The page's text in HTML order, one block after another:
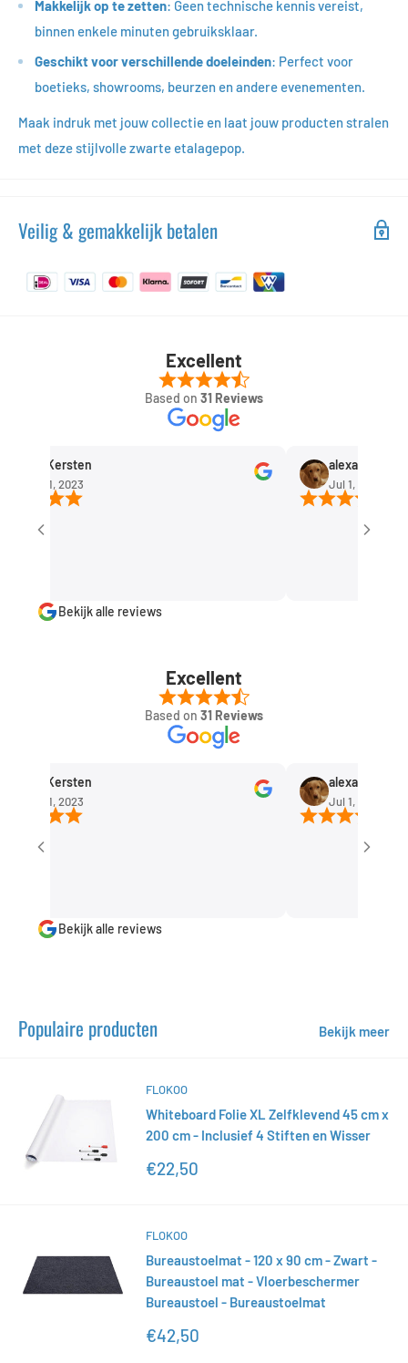
Makkelijk op te zetten: Geen technische kennis vereist,
binnen enkele minuten gebruiksklaar.
Geschikt voor verschillende doeleinden: Perfect voor
boetieks, showrooms, beurzen en andere evenementen.
Maak indruk met jouw collectie en laat jouw producten stralen
met deze stijlvolle zwarte etalagepop.
Veilig & gemakkelijk betalen
Excellent
Based on 31 Reviews
Rob Kersten
Sep 11, 2023
alexandra
Jul 1, 2023
Bekijk alle reviews
Excellent
Based on 31 Reviews
Rob Kersten
Sep 11, 2023
alexandra
Jul 1, 2023
Bekijk alle reviews
Populaire producten Bekijk meer
FLOKOO
Whiteboard Folie XL Zelfklevend 45 cm x
200 cm - Inclusief 4 Stiften en Wisser
Actieprijs
€22,50
FLOKOO
Bureaustoelmat - 120 x 90 cm - Zwart -
Bureaustoel mat - Vloerbeschermer
Bureaustoel - Bureaustoelmat
Actieprijs
€42,50